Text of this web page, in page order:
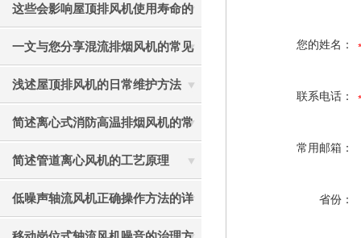
成为真正“风中卫士”
这些会影响屋顶排风机使用寿命的
因素您知道吗？
一文与您分享混流排烟风机的常见
故障相应解决方法
浅述屋顶排风机的日常维护方法
简述离心式消防高温排烟风机的常
见故障相应解决方法
简述管道离心风机的工艺原理
低噪声轴流风机正确操作方法的详
细说明
您的姓名：
联系电话：
常用邮箱：
省份：